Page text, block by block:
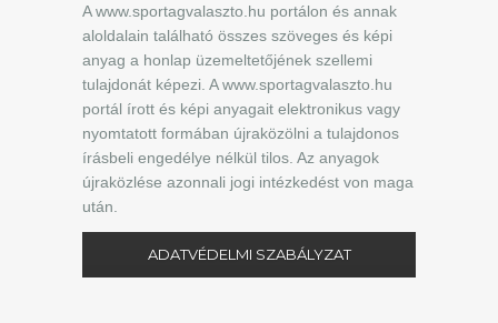
A www.sportagvalaszto.hu portálon és annak
aloldalain található összes szöveges és képi
anyag a honlap üzemeltetőjének szellemi
tulajdonát képezi. A www.sportagvalaszto.hu
portál írott és képi anyagait elektronikus vagy
nyomtatott formában újraközölni a tulajdonos
írásbeli engedélye nélkül tilos. Az anyagok
újraközlése azonnali jogi intézkedést von maga
után.
ADATVÉDELMI SZABÁLYZAT